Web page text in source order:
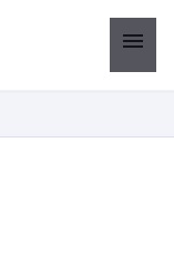
menu